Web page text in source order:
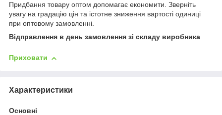
Придбання товару оптом допомагає економити. Зверніть
увагу на градацію цін та істотне зниження вартості одиниці
при оптовому замовленні.
Відправлення в день замовлення зі складу виробника
Приховати
Характеристики
Основні